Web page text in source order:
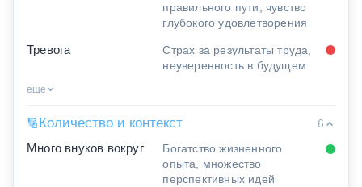
правильного пути, чувство
глубокого удовлетворения
Тревога
Страх за результаты труда,
неуверенность в будущем
еще
🔢 Количество и контекст
6
Много внуков вокруг
Богатство жизненного
опыта, множество
перспективных идей